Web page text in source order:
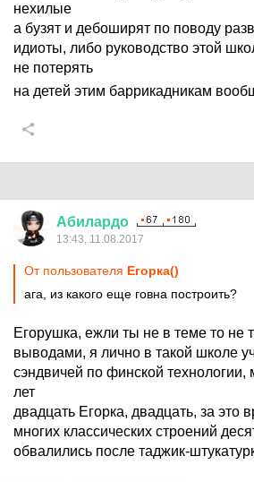
нехилые
а бузят и дебоширят по поводу
идиоты, либо руководство этой
не потерять
на детей этим баррикадникам
Абилардо
13:43, 11.08.2017
От пользователя Егорка()
ага, из какого еще говна построить?
Егорушка, ежли ты не в теме то не
выводами, я лично в такой школе
сэндвичей по финской технологии,
лет
двадцать Егорка, двадцать, за это
многих классических строений
обвалились после таджик-